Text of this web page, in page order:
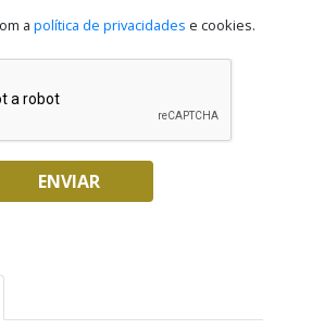
a política de privacidades e cookies.
ENVIAR